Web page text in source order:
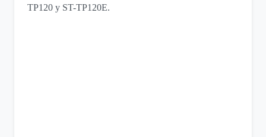
TP120 y ST-TP120E.